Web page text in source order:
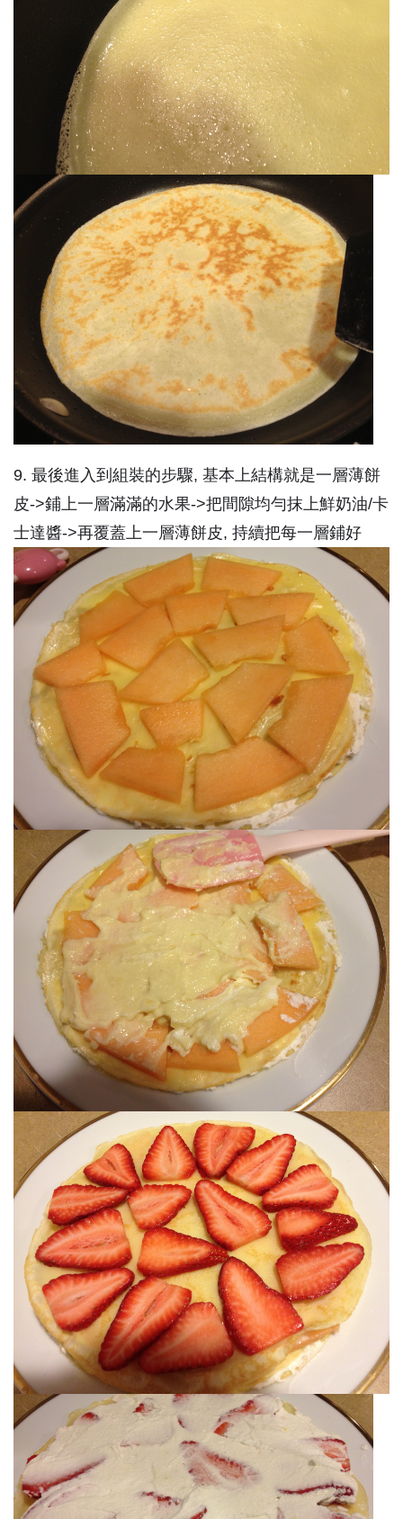
9. 最後進入到組裝的步驟, 基本上結構就是一層薄餅
皮->鋪上一層滿滿的水果->把間隙均勻抹上鮮奶油/卡
士達醬->再覆蓋上一層薄餅皮, 持續把每一層鋪好